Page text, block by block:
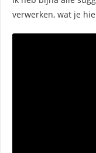
verwerken, wat je